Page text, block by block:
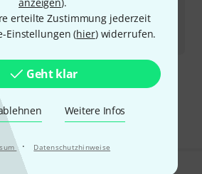
erteilte Zustimmung jederzeit
Einstellungen (hier) widerrufen.
Geht klar
Weitere Infos
· Datenschutzhinweise
Lizenz
Alle Preise inkl. MwSt.